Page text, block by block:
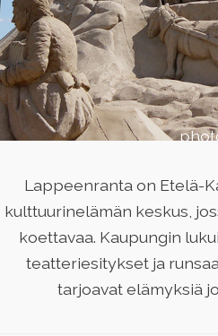
Lappeenranta on Etelä-
kulttuurinelämän keskus,
koettavaa. Kaupungin
teatteriesitykset ja
tarjoavat elämyksiä